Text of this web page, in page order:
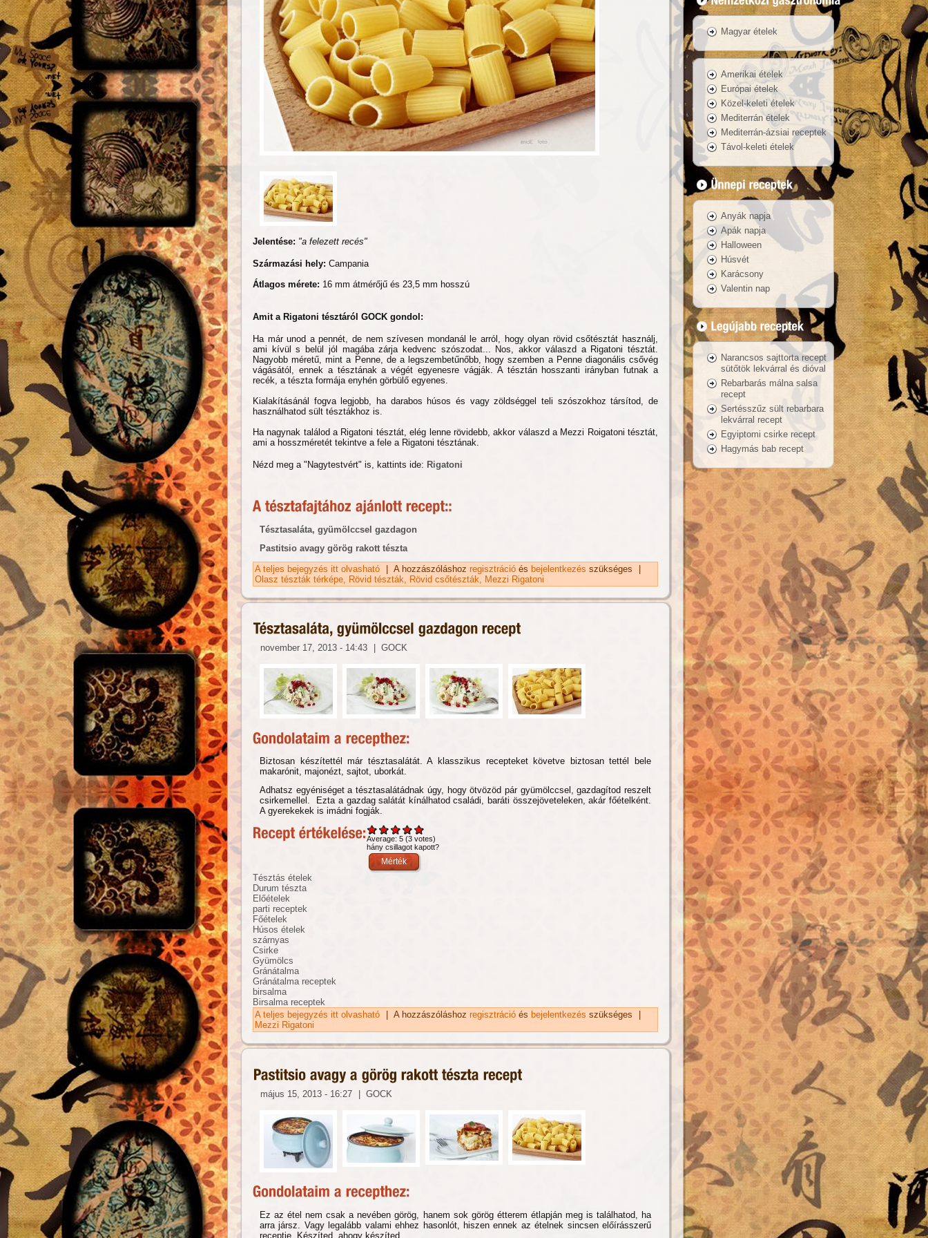
Jelentése: "a felezett recés"
Származási hely: Campania
Átlagos mérete: 16 mm átmérőjű és 23,5 mm hosszú
Amit a Rigatoni tésztáról GOCK gondol:
Ha már unod a pennét, de nem szívesen mondanál le arról, hogy olyan rövid csőtésztát használj,
ami kívül s belül jól magába zárja kedvenc szószodat... Nos, akkor válaszd a Rigatoni tésztát.
Nagyobb méretű, mint a Penne, de a legszembetűnőbb, hogy szemben a Penne diagonális csővég
vágásától, ennek a tésztának a végét egyenesre vágják. A tésztán hosszanti irányban futnak a
recék, a tészta formája enyhén görbülő egyenes.
Kialakításánál fogva legjobb, ha darabos húsos és vagy zöldséggel teli szószokhoz társítod, de
használhatod sült tésztákhoz is.
Ha nagynak találod a Rigatoni tésztát, elég lenne rövidebb, akkor válaszd a Mezzi Roigatoni tésztát,
ami a hosszméretét tekintve a fele a Rigatoni tésztának.
Nézd meg a "Nagytestvért" is, kattints ide: Rigatoni
Tésztasaláta, gyümölccsel gazdagon
Pastitsio avagy görög rakott tészta
A teljes bejegyzés itt olvasható
Mezzi Rigatoni tészta tartalommal kapcsolatosan
A hozzászóláshoz regisztráció és bejelentkezés szükséges
Olasz tészták térképe
Rövid tészták Rövid csőtészták Mezzi Rigatoni
november 17, 2013 - 14:43 GOCK
Biztosan készítettél már tésztasalátát. A klasszikus recepteket követve biztosan tettél bele
makarónit, majonézt, sajtot, uborkát.
Adhatsz egyéniséget a tésztasalátádnak úgy, hogy ötvözöd pár gyümölccsel, gazdagítod reszelt
csirkemellel. Ezta a gazdag salátát kínálhatod családi, baráti összejöveteleken, akár főételként.
A gyerekekek is imádni fogják.
Average: 5 (3 votes)
hány csillagot kapott?
Tésztás ételek
Durum tészta
Előételek
parti receptek
Főételek
Húsos ételek
szárnyas
Csirke
Gyümölcs
Gránátalma
Gránátalma receptek
birsalma
Birsalma receptek
A teljes bejegyzés itt olvasható
Tésztasaláta, gyümölccsel gazdagon recept tartalommal
A hozzászóláshoz regisztráció és bejelentkezés szükséges
Mezzi Rigatoni
május 15, 2013 - 16:27 | GOCK
Ez az étel nem csak a nevében görög, hanem sok görög étterem étlapján meg is találhatod, ha
arra jársz. Vagy legalább valami ehhez hasonlót, hiszen ennek az ételnek sincsen előírásszerű
receptje. Készíted, ahogy készíted...
Magyar ételek
Amerikai ételek
Európai ételek
Közel-keleti ételek
Mediterrán ételek
Mediterrán-ázsiai receptek
Távol-keleti ételek
Anyák napja
Apák napja
Halloween
Húsvét
Karácsony
Valentin nap
Narancsos sajttorta recept
sütőtök lekvárral és dióval
Rebarbarás málna salsa
recept
Sertésszűz sült rebarbara
lekvárral recept
Egyiptomi csirke recept
Hagymás bab recept